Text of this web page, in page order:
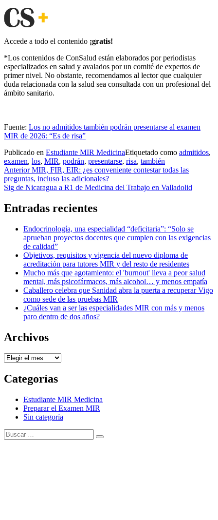
Accede a todo el contenido ¡gratis!
*Los contenidos de ConSalud están elaborados por periodistas
especializados en salud y avalados por un comité de expertos de
primer nivel. No obstante, recomendamos al lector que cualquier
duda relacionada con la salud sea consultada con un profesional del
ámbito sanitario.
Fuente: Los no admitidos también podrán presentarse al examen
MIR de 2026: “Es de risa”
Publicado en Estudiante MIR MedicinaEtiquetado como admitidos,
examen, los, MIR, podrán, presentarse, risa, también
Navegación
de
Anterior MIR, FIR, EIR: ¿es conveniente contestar todas las
preguntas, incluso las adicionales?
Sig de Nicaragua a R1 de Medicina del Trabajo en Valladolid
Entradas recientes
Endocrinología, una especialidad “deficitaria”: “Solo se
aprueban proyectos docentes que cumplen con las exigencias
de calidad”
Objetivos, requisitos y vigencia del nuevo diploma de
acreditación para tutores MIR y del resto de residentes
Mucho más que agotamiento: el 'burnout' lleva a peor salud
mental, más psicofármacos, más alcohol… y menos empatía
Caballero celebra que Sanidad abra la puerta a recuperar Vigo
como sede de las pruebas MIR
¿Cuáles van a ser las especialidades MIR con más y menos
paro dentro de dos años?
Archivos
Archivos
Categorías
Estudiante MIR Medicina
Preparar el Examen MIR
Sin categoría
Buscar:
Buscar